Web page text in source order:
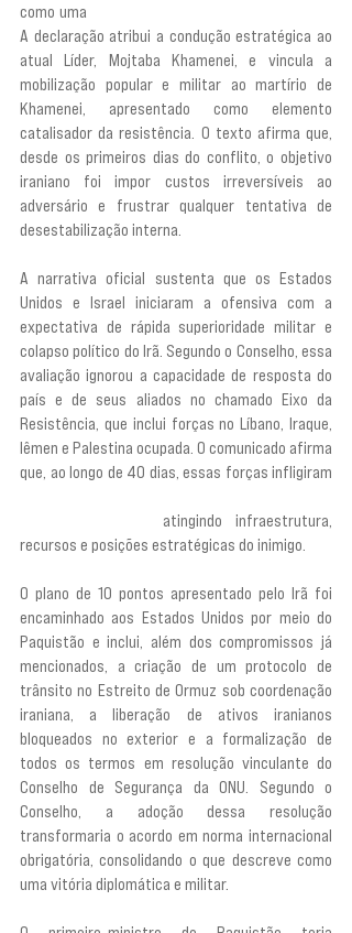
como uma
A declaração atribui a condução estratégica ao
atual Líder, Mojtaba Khamenei, e vincula a
mobilização popular e militar ao martírio de
Khamenei, apresentado como elemento
catalisador da resistência. O texto afirma que,
desde os primeiros dias do conflito, o objetivo
iraniano foi impor custos irreversíveis ao
adversário e frustrar qualquer tentativa de
desestabilização interna.
A narrativa oficial sustenta que os Estados
Unidos e Israel iniciaram a ofensiva com a
expectativa de rápida superioridade militar e
colapso político do Irã. Segundo o Conselho, essa
avaliação ignorou a capacidade de resposta do
país e de seus aliados no chamado Eixo da
Resistência, que inclui forças no Líbano, Iraque,
Iêmen e Palestina ocupada. O comunicado afirma
que, ao longo de 40 dias, essas forças infligiram
atingindo infraestrutura,
recursos e posições estratégicas do inimigo.
O plano de 10 pontos apresentado pelo Irã foi
encaminhado aos Estados Unidos por meio do
Paquistão e inclui, além dos compromissos já
mencionados, a criação de um protocolo de
trânsito no Estreito de Ormuz sob coordenação
iraniana, a liberação de ativos iranianos
bloqueados no exterior e a formalização de
todos os termos em resolução vinculante do
Conselho de Segurança da ONU. Segundo o
Conselho, a adoção dessa resolução
transformaria o acordo em norma internacional
obrigatória, consolidando o que descreve como
uma vitória diplomática e militar.